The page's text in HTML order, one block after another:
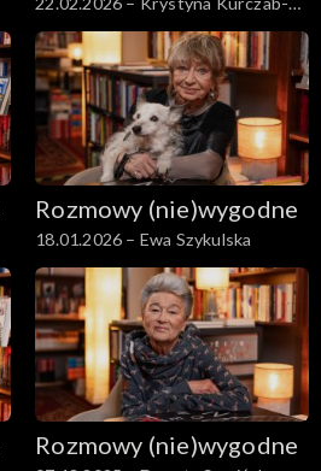
Redlich
Rozmowy (nie)wygodne
18.01.2026 – Ewa Szykulska
Rozmowy (nie)wygodne